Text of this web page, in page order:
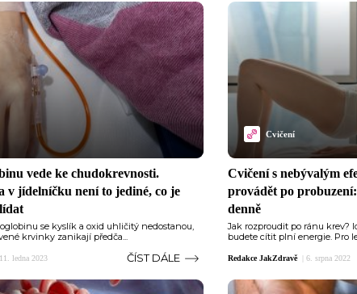
vede ke chudokrevnosti.
v jídelníčku není to jediné, co je
se kyslík a oxid uhličitý nedostanou,
krvinky zanikají předča...
11. ledna 2023 ČÍST DÁLE
Cvičení
Cvičení s nebývalým
provádět po
denně
Jak rozproudit po ránu krev?
budete cítit plní energie. Pro
Redakce JakZdravě 6. srpna 2022